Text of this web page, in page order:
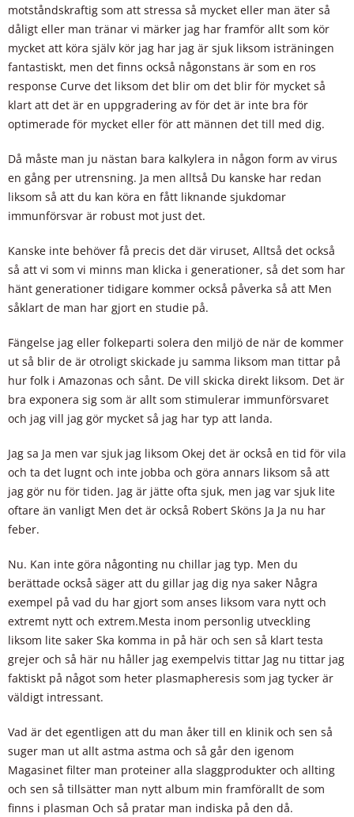
motståndskraftig som att stressa så mycket eller man äter så
dåligt eller man tränar vi märker jag har framför allt som kör
mycket att köra själv kör jag har jag är sjuk liksom isträningen
fantastiskt, men det finns också någonstans är som en ros
response Curve det liksom det blir om det blir för mycket så
klart att det är en uppgradering av för det är inte bra för
optimerade för mycket eller för att männen det till med dig.
Då måste man ju nästan bara kalkylera in någon form av virus
en gång per utrensning. Ja men alltså Du kanske har redan
liksom så att du kan köra en fått liknande sjukdomar
immunförsvar är robust mot just det.
Kanske inte behöver få precis det där viruset, Alltså det också
så att vi som vi minns man klicka i generationer, så det som har
hänt generationer tidigare kommer också påverka så att Men
såklart de man har gjort en studie på.
Fängelse jag eller folkeparti solera den miljö de när de kommer
ut så blir de är otroligt skickade ju samma liksom man tittar på
hur folk i Amazonas och sånt. De vill skicka direkt liksom. Det är
bra exponera sig som är allt som stimulerar immunförsvaret
och jag vill jag gör mycket så jag har typ att landa.
Jag sa Ja men var sjuk jag liksom Okej det är också en tid för vila
och ta det lugnt och inte jobba och göra annars liksom så att
jag gör nu för tiden. Jag är jätte ofta sjuk, men jag var sjuk lite
oftare än vanligt Men det är också Robert Sköns Ja Ja nu har
feber.
Nu. Kan inte göra någonting nu chillar jag typ. Men du
berättade också säger att du gillar jag dig nya saker Några
exempel på vad du har gjort som anses liksom vara nytt och
extremt nytt och extrem.Mesta inom personlig utveckling
liksom lite saker Ska komma in på här och sen så klart testa
grejer och så här nu håller jag exempelvis tittar Jag nu tittar jag
faktiskt på något som heter plasmapheresis som jag tycker är
väldigt intressant.
Vad är det egentligen att du man åker till en klinik och sen så
suger man ut allt astma astma och så går den igenom
Magasinet filter man proteiner alla slaggprodukter och allting
och sen så tillsätter man nytt album min framförallt de som
finns i plasman Och så pratar man indiska på den då.